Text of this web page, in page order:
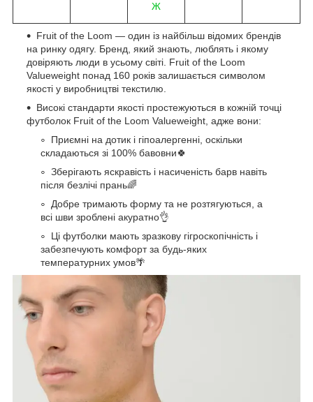
Ж
Fruit of the Loom — один із найбільш відомих брендів
на ринку одягу. Бренд, який знають, люблять і якому
довіряють люди в усьому світі. Fruit of the Loom
Valueweight понад 160 років залишається символом
якості у виробництві текстилю.
Високі стандарти якості простежуються в кожній точці
футболок Fruit of the Loom Valueweight, адже вони:
Приємні на дотик і гіпоалергенні, оскільки
складаються зі 100% бавовни🍀
Зберігають яскравість і насиченість барв навіть
після безлічі прань🌈
Добре тримають форму та не розтягуються, а
всі шви зроблені акуратно👌
Ці футболки мають зразкову гігроскопічність і
забезпечують комфорт за будь-яких
температурних умов🌴